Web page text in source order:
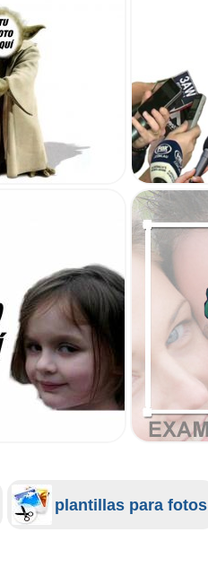
plantillas para fotos